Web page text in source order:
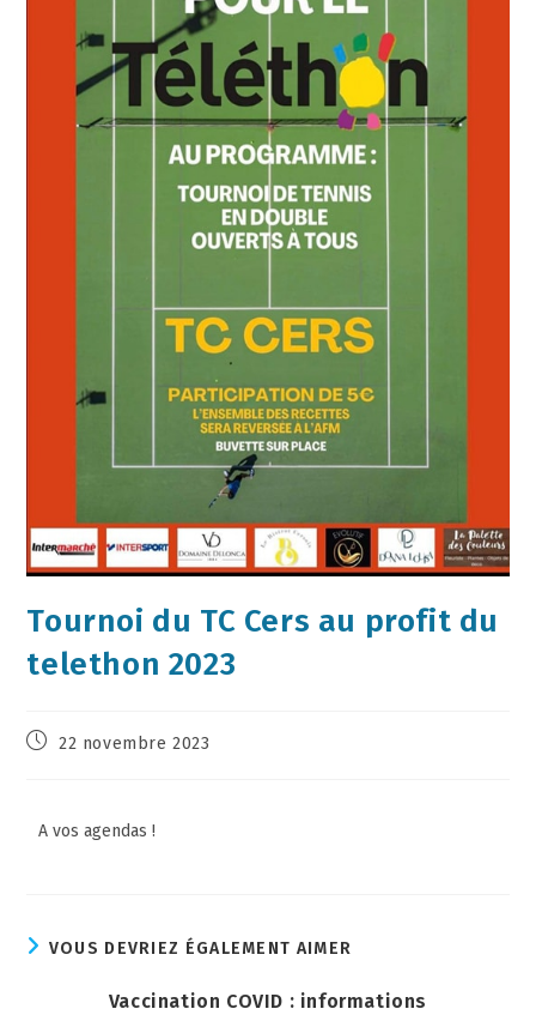
Tournoi du TC Cers au profit du
telethon 2023
22 novembre 2023
A vos agendas !
VOUS DEVRIEZ ÉGALEMENT AIMER
Vaccination COVID : informations